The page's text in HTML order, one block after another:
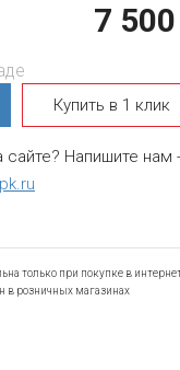
7
Купить в 1 клик
сайте? Напишите нам -
только при покупке в
в розничных магазинах